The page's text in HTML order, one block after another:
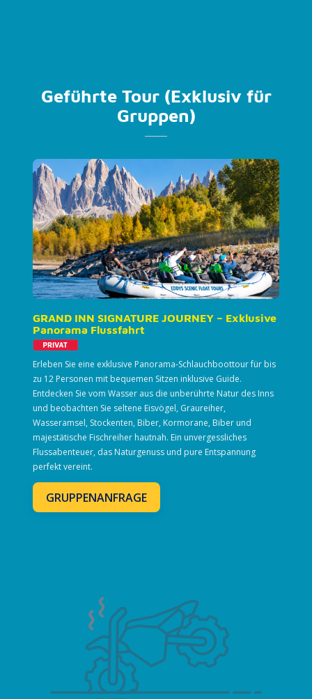
Geführte Tour (Exklusiv für
Gruppen)
GRAND INN SIGNATURE JOURNEY – Exklusive
Panorama Flussfahrt
Erleben Sie eine exklusive Panorama-Schlauchboottour für bis
zu 12 Personen mit bequemen Sitzen inklusive Guide.
Entdecken Sie vom Wasser aus die unberührte Natur des Inns
und beobachten Sie seltene Eisvögel, Graureiher,
Wasseramsel, Stockenten, Biber, Kormorane, Biber und
majestätische Fischreiher hautnah. Ein unvergessliches
Flussabenteuer, das Naturgenuss und pure Entspannung
perfekt vereint.
GRUPPENANFRAGE